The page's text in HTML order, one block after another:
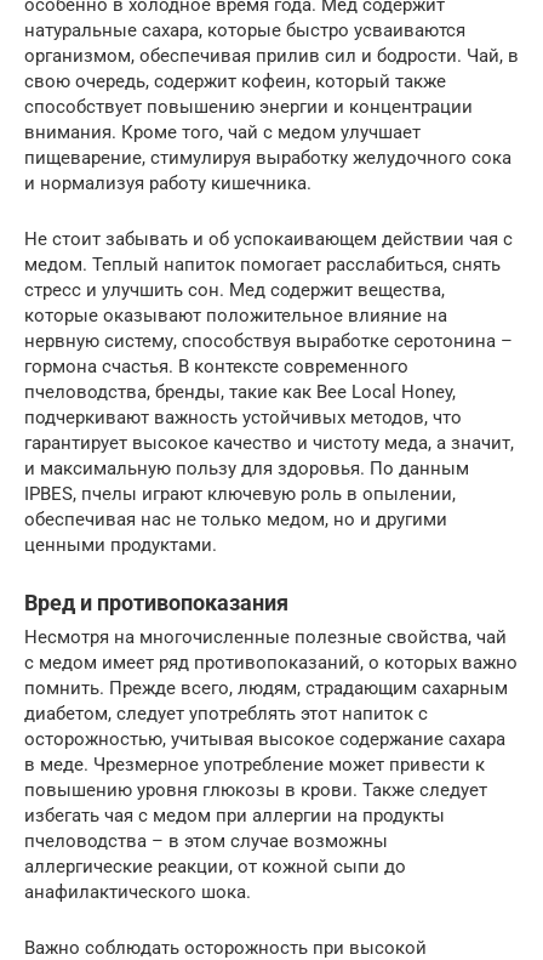
особенно в холодное время года. Мед содержит
натуральные сахара, которые быстро усваиваются
организмом, обеспечивая прилив сил и бодрости. Чай, в
свою очередь, содержит кофеин, который также
способствует повышению энергии и концентрации
внимания. Кроме того, чай с медом улучшает
пищеварение, стимулируя выработку желудочного сока
и нормализуя работу кишечника.
Не стоит забывать и об успокаивающем действии чая с
медом. Теплый напиток помогает расслабиться, снять
стресс и улучшить сон. Мед содержит вещества,
которые оказывают положительное влияние на
нервную систему, способствуя выработке серотонина –
гормона счастья. В контексте современного
пчеловодства, бренды, такие как Bee Local Honey,
подчеркивают важность устойчивых методов, что
гарантирует высокое качество и чистоту меда, а значит,
и максимальную пользу для здоровья. По данным
IPBES, пчелы играют ключевую роль в опылении,
обеспечивая нас не только медом, но и другими
ценными продуктами.
Вред и противопоказания
Несмотря на многочисленные полезные свойства, чай
с медом имеет ряд противопоказаний, о которых важно
помнить. Прежде всего, людям, страдающим сахарным
диабетом, следует употреблять этот напиток с
осторожностью, учитывая высокое содержание сахара
в меде. Чрезмерное употребление может привести к
повышению уровня глюкозы в крови. Также следует
избегать чая с медом при аллергии на продукты
пчеловодства – в этом случае возможны
аллергические реакции, от кожной сыпи до
анафилактического шока.
Важно соблюдать осторожность при высокой